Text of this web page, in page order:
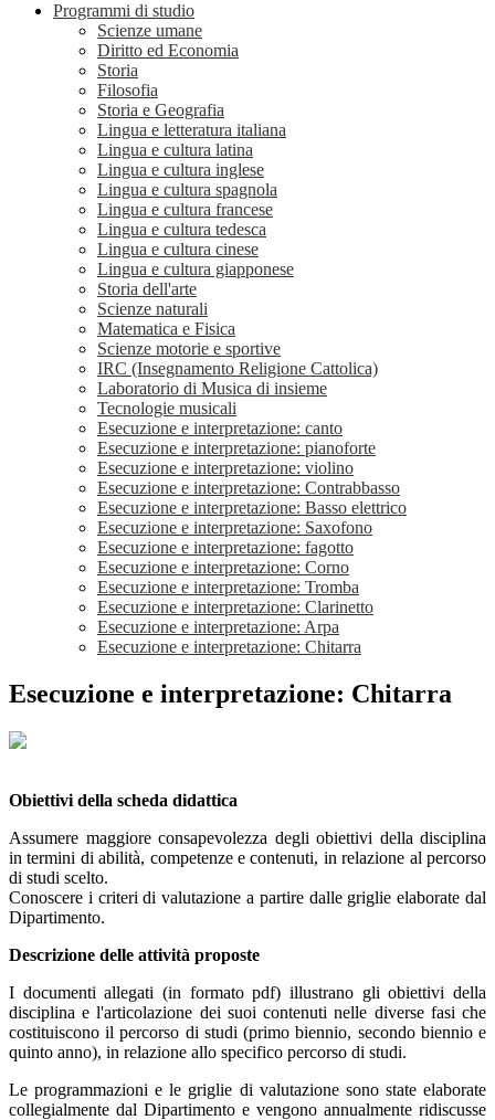
Programmi di studio
Scienze umane
Diritto ed Economia
Storia
Filosofia
Storia e Geografia
Lingua e letteratura italiana
Lingua e cultura latina
Lingua e cultura inglese
Lingua e cultura spagnola
Lingua e cultura francese
Lingua e cultura tedesca
Lingua e cultura cinese
Lingua e cultura giapponese
Storia dell'arte
Scienze naturali
Matematica e Fisica
Scienze motorie e sportive
IRC (Insegnamento Religione Cattolica)
Laboratorio di Musica di insieme
Tecnologie musicali
Esecuzione e interpretazione: canto
Esecuzione e interpretazione: pianoforte
Esecuzione e interpretazione: violino
Esecuzione e interpretazione: Contrabbasso
Esecuzione e interpretazione: Basso elettrico
Esecuzione e interpretazione: Saxofono
Esecuzione e interpretazione: fagotto
Esecuzione e interpretazione: Corno
Esecuzione e interpretazione: Tromba
Esecuzione e interpretazione: Clarinetto
Esecuzione e interpretazione: Arpa
Esecuzione e interpretazione: Chitarra
Esecuzione e interpretazione: Chitarra
Obiettivi della scheda didattica
Assumere maggiore consapevolezza degli obiettivi della disciplina
in termini di abilità, competenze e contenuti, in relazione al percorso
di studi scelto.
Conoscere i criteri di valutazione a partire dalle griglie elaborate dal
Dipartimento.
Descrizione delle attività proposte
I documenti allegati (in formato pdf) illustrano gli obiettivi della
disciplina e l'articolazione dei suoi contenuti nelle diverse fasi che
costituiscono il percorso di studi (primo biennio, secondo biennio e
quinto anno), in relazione allo specifico percorso di studi.
Le programmazioni e le griglie di valutazione sono state elaborate
collegialmente dal Dipartimento e vengono annualmente ridiscusse